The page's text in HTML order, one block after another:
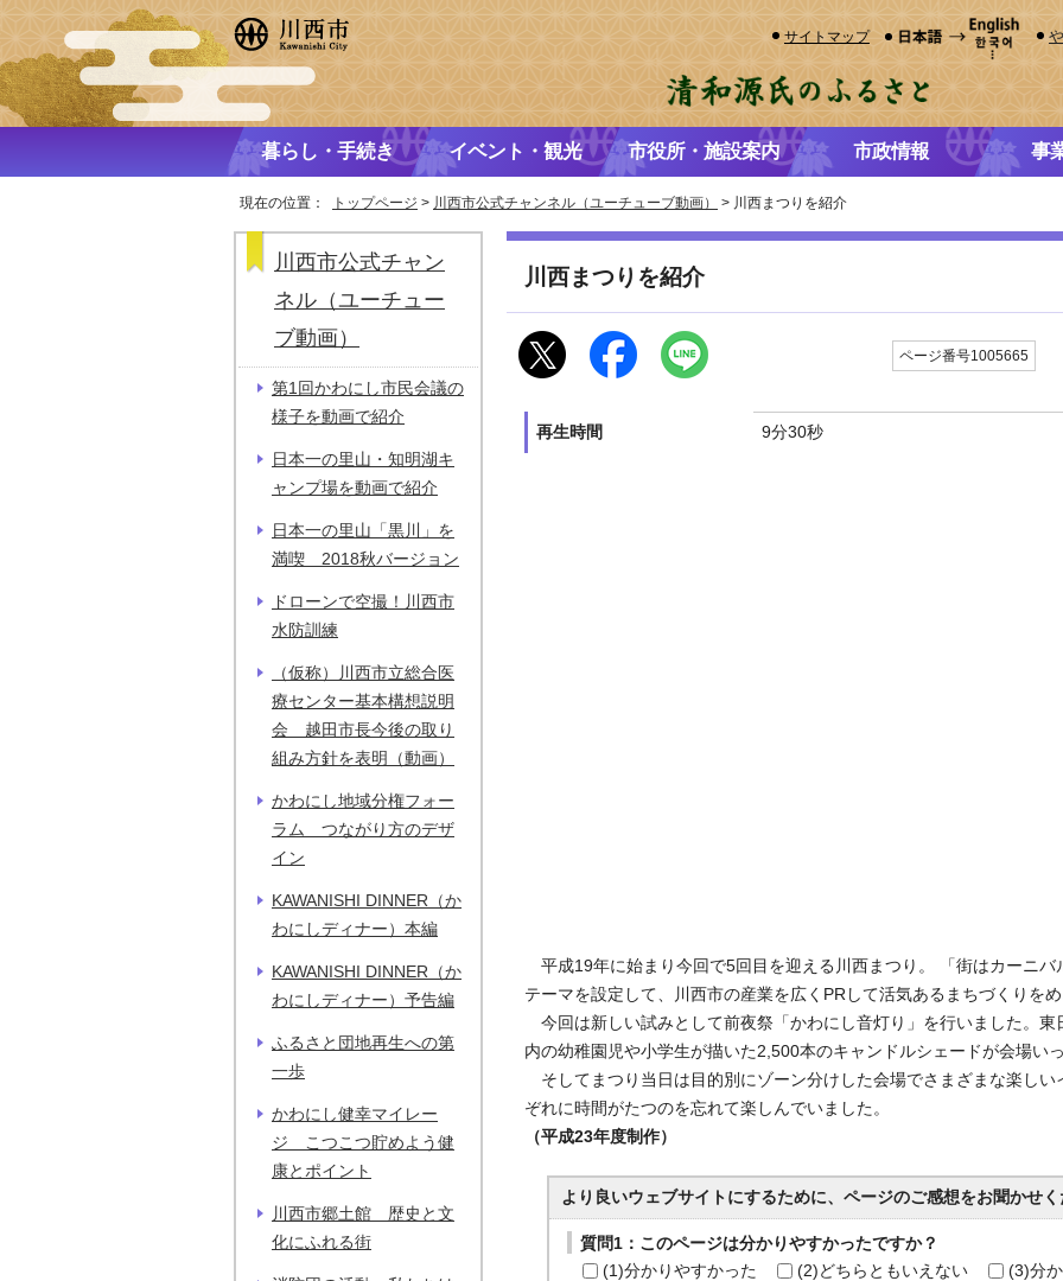
サイトマップ
暮らし・手続き イベント・観光 市役所・施設案内 市政情報 事
現在の位置： トップページ > 川西市公式チャンネル（ユーチューブ動画） > 川西まつりを紹介
川西まつりを紹介
ページ番号1005665
再生時間 9分30秒
平成19年に始まり今回で5回目を迎える川西まつり。 「街はカーニバ
テーマを設定して、川西市の産業を広くPRして活気あるまちづくりをめ
今回は新しい試みとして前夜祭「かわにし音灯り」を行いました。東
内の幼稚園児や小学生が描いた2,500本のキャンドルシェードが会場い
そしてまつり当日は目的別にゾーン分けした会場でさまざまな楽しい
ぞれに時間がたつのを忘れて楽しんでいました。
（平成23年度制作）
より良いウェブサイトにするために、ページのご感想をお聞かせく
質問1：このページは分かりやすかったですか？
(1)分かりやすかった
(2)どちらともいえない (3)分
川西市公式チャン
ネル（ユーチュー
ブ動画）
第1回かわにし市民会議の
様子を動画で紹介
日本一の里山・知明湖キ
ャンプ場を動画で紹介
日本一の里山「黒川」を
満喫 2018秋バージョン
ドローンで空撮！川西市
水防訓練
（仮称）川西市立総合医
療センター基本構想説明
会 越田市長今後の取り
組み方針を表明（動画）
かわにし地域分権フォー
ラム つながり方のデザ
イン
KAWANISHI DINNER（か
わにしディナー）本編
KAWANISHI DINNER（か
わにしディナー）予告編
ふるさと団地再生への第
一歩
かわにし健幸マイレー
ジ こつこつ貯めよう健
康とポイント
川西市郷土館 歴史と文
化にふれる街